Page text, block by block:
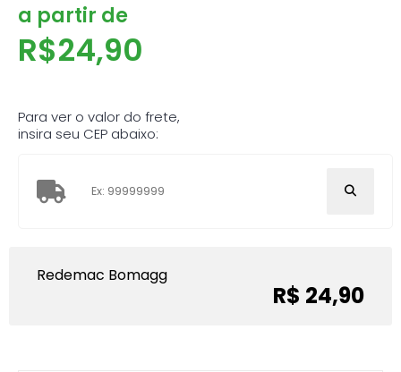
a partir de
R$24,90
Para ver o valor do frete,
insira seu CEP abaixo:
Redemac Bomagg
R$ 24,90